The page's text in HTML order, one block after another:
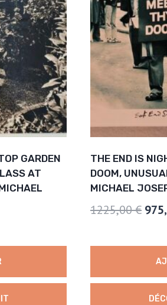
GARDEN
AT
THE END IS
DOOM,
MICHAEL
1225,00€ Le